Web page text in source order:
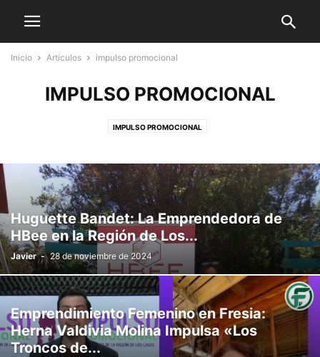
Inicio Articulos impulso promocional
IMPULSO PROMOCIONAL
IMPULSO PROMOCIONAL
Huguette Bandet: La Emprendedora de
HBee en la Región de Los...
Javier - 28 de noviembre de 2024
Emprendimiento Femenino en Fresia:
Herna Valdivia Molina Impulsa «Los
Troncos de...